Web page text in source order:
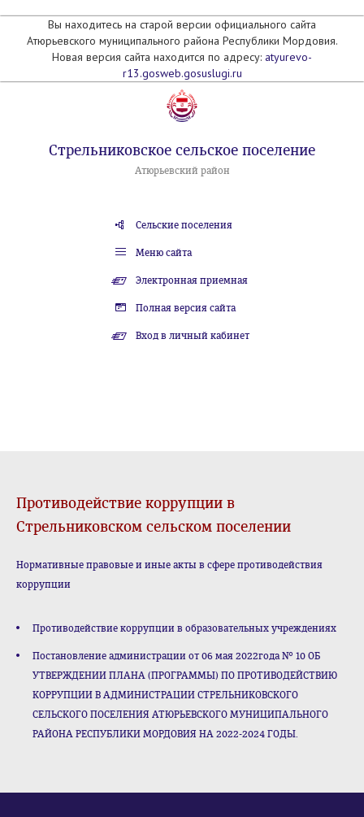
Вы находитесь на старой версии официального сайта
Атюрьевского муниципального района Республики Мордовия.
Новая версия сайта находится по адресу: atyurevo-
r13.gosweb.gosuslugi.ru
Стрельниковское сельское поселение
Атюрьевский район
Сельские поселения
Меню сайта
Электронная приемная
Полная версия сайта
Вход в личный кабинет
Противодействие коррупции в
Стрельниковском сельском поселении
Нормативные правовые и иные акты в сфере противодействия
коррупции
Противодействие коррупции в образовательных учреждениях
Постановление администрации от 06 мая 2022года № 10 ОБ
УТВЕРЖДЕНИИ ПЛАНА (ПРОГРАММЫ) ПО ПРОТИВОДЕЙСТВИЮ
КОРРУПЦИИ В АДМИНИСТРАЦИИ СТРЕЛЬНИКОВСКОГО
СЕЛЬСКОГО ПОСЕЛЕНИЯ АТЮРЬЕВСКОГО МУНИЦИПАЛЬНОГО
РАЙОНА РЕСПУБЛИКИ МОРДОВИЯ НА 2022-2024 ГОДЫ.